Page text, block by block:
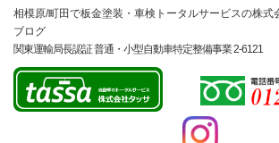
相模原/町田で板金塗装・車検トータルサービスの株式
ブログ
関東運輸局長認証 普通・小型自動車特定整備事業 2-6121